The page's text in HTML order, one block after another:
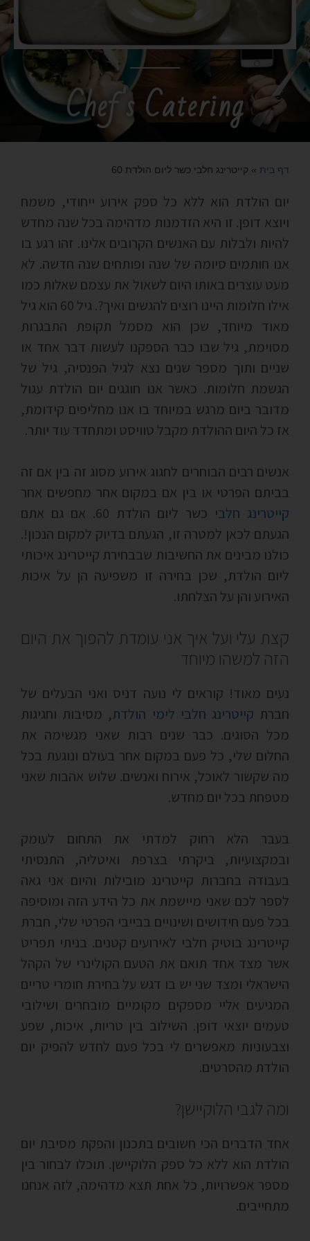
Chef's Catering
דף בית » קייטרינג חלבי כשר ליום הולדת 60
יום הולדת הוא ללא כל ספק אירוע ייחודי, משמח
ויוצא דופן. זו היא הזדמנות מדהימה בכל שנה מחדש
להיות ולבלות עם האנשים הקרובים אלינו. זהו רגע בו
אנו חותמים סיומה של שנה ופותחים שנה חדשה. לא
מעט עוצרים באותו היום לשאול את עצמם שאלות כמו
אילו חלומות היינו רוצים להגשים ואיך?. גיל 60 הוא גיל
מאוד מיוחד, שכן הוא מסמל תקופת התבגרות
מסוימת, גיל שבו כבר הספקנו לעשות דבר אחד או
שניים ותוך מספר שנים נצא לגיל הפנסיה, גיל של
הגשמת חלומות. כאשר אנו חוגגים יום הולדת עגול
מדובר ביום מרגש במיוחד בו אנו מחליפים קידומת,
אז כל היום ההולדת מקבל טוויסט ומתחדד עוד יותר.
אנשים רבים הבוחרים לחגוג אירוע מסוג זה בין אם זה
בביתם הפרטי או בין אם במקום אחר מחפשים אחר
קייטרינג חלבי
כשר ליום הולדת 60. אם גם אתם
הגעתם לכאן למטרה זו, הגעתם בדיוק למקום הנכון!.
כולנו מבינים את החשיבות שבבחירת קייטרינג איכותי
ליום הולדת, שכן בחירה זו משפיעה הן על איכות
האירוע והן על הצלחתו.
קצת עלי ועל איך אני עומדת להפוך את היום
הזה למשהו מיוחד
נעים מאוד! קוראים לי נועה דניס ואני הבעלים של
חברת קייטרינג חלבי לימי הולדת, מסיבות וחגיגות
מכל הסוגים. כבר שנים רבות שאני מגשימה את
החלום שלי, כל פעם במקום אחר בעולם ונוגעת בכל
מה שקשור לאוכל, אירוח ואנשים. שלוש אהבות שאני
מטפחת בכל יום מחדש.
בעבר הלא רחוק למדתי את התחום לעומק
ובמקצועיות, ביקרתי בצרפת ואיטליה, התנסיתי
בעבודה בחברות קייטרינג מובילות והיום אני גאה
לספר לכם שאני מיישמת את כל הידע הזה ומוסיפה
בכל פעם חידושים ושינויים בבייבי הפרטי שלי, חברת
קייטרינג בוטיק חלבי לאירועים קטנים. בניתי תפריט
אשר מצד אחד תואם את הטעם הקולינרי של הקהל
הישראלי ומצד שני יש בו דגש על בחירת חומרי טריים
המגיעים אליי מספקים מקומיים מובחרים ושילובי
טעמים יוצאי דופן. השילוב בין טריות, איכות, שפע
וצבעוניות מאפשרים לי בכל פעם לחדש להפיק יום
הולדת מהסרטים.
ומה לגבי הלוקיישן?
אחד הדברים הכי חשובים בתכנון והפקת מסיבת יום
הולדת הוא ללא כל ספק הלוקיישן. תוכלו לבחור בין
מספר אפשרויות, כל אחת תצא מדהימה, לזה אנחנו
מתחייבים.